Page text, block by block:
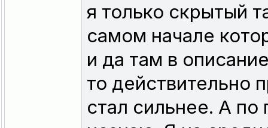
я только скрытый
самом начале
и да там в
то действительно
стал сильнее. А по